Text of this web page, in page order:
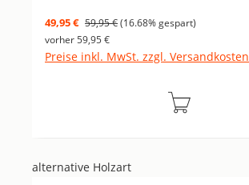
Verkaufspreis:
49,95 € Regulärer Preis:
59,95 €(16.68% gespart)
vorher 59,95 €
Preise inkl. MwSt. zzgl. Versandkosten
Produktgalerie überspringen
alternative Holzart